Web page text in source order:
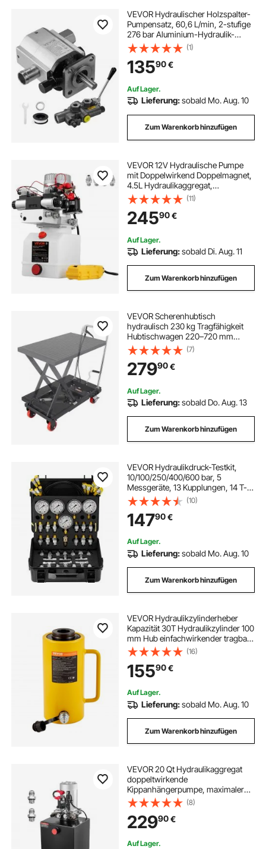
VEVOR Hydraulischer Holzspalter-
Pumpensatz, 60,6 L/min, 2-stufige
276 bar Aluminium-Hydraulik-
Zahnradpumpe, mit Ventil 2,54 cm
Einlass 1,27 cm NPT Auslass 3600
U/min, für kleine Motormontage
Holzspalter
(1)
13590€
Auf Lager.
Lieferung:sobald Mo. Aug. 10
Zum Warenkorb hinzufügen
VEVOR 12V Hydraulische Pumpe
mit Doppelwirkend Doppelmagnet,
4.5L Hydraulikaggregat,
Kipperpumpe ZZ004234
Elektrische Hydraulikpumpe
(11)
24590€
Auf Lager.
Lieferung:sobald Di. Aug. 11
Zum Warenkorb hinzufügen
VEVOR Scherenhubtisch
hydraulisch 230 kg Tragfähigkeit
Hubtischwagen 220–720 mm
Hubbereich Hubtisch Werkstatt 700
x 450 mm Plattform
Scherenhubwagen Einzelschere
Schwarz Fabriken Lagerhäuser
(7)
27990€
Auf Lager.
Lieferung:sobald Do. Aug. 13
Zum Warenkorb hinzufügen
VEVOR Hydraulikdruck-Testkit,
10/100/250/400/600 bar, 5
Messgeräte, 13 Kupplungen, 14 T-
Anschlüsse, 5 Testschläuche,
Bagger-Hydraulik-Testmanometer-
Set mit Tragetasche für Bagger-
Traktoren-Maschinen
(10)
14790€
Auf Lager.
Lieferung:sobald Mo. Aug. 10
Zum Warenkorb hinzufügen
VEVOR Hydraulikzylinderheber
Kapazität 30T Hydraulikzylinder 100
mm Hub einfachwirkender tragbar
gelb, hydraulische Wagenheber
Hohlkolbenheber Hydraulikflasche
6,9 kg für Riggers-Hersteller
(16)
15590€
Auf Lager.
Lieferung:sobald Mo. Aug. 10
Zum Warenkorb hinzufügen
VEVOR 20 Qt Hydraulikaggregat
doppeltwirkende
Kippanhängerpumpe, maximaler
Öffnungsdruck 22 MPa und
Fördermenge 3,4 L/min, 12 V DC
Hydraulikpumpe mit Metallbehälter
für Kippanhänger Schwarz
(8)
22990€
Auf Lager.